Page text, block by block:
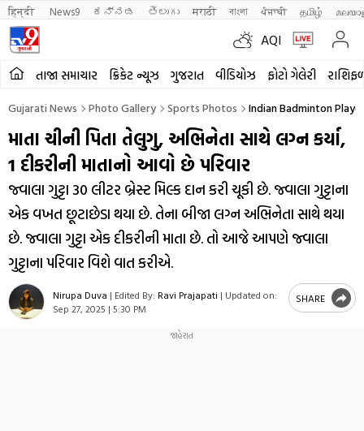
हिन्दी News9 ಕನ್ನಡ తెలుగు मराठी বাংলা ਪੰਜਾਬੀ தமிழ்
AQI
તાજા સમાચાર ક્રિકેટ ન્યૂઝ ગુજરાત વીડિયોઝ ફોટો ગેલેરી
Gujarati News Photo Gallery Sports Photos Indian Badminton
માતા ચીની પિતા તેલુગુ, અભિનેતા સાથે લગ્ન કર્યા,
1 દીકરીની માતાનો આવો છે પરિવાર
જ્વાલા ગુટ્ટા 30 લીટર બ્રેસ્ટ મિલ્ક દાન કરી ચૂકી છે. જ્વાલા ગુટ્ટાના
એક વખત છૂટાછેડા થયા છે. તેના બીજા લગ્ન અભિનેતા સાથે થયા
છે. જ્વાલા ગુટ્ટા એક દીકરીની માતા છે. તો આજે આપણે જ્વાલા
ગુટ્ટાના પરિવાર વિશે વાત કરીએ.
Nirupa Duva | Edited By: Ravi Prajapati | Updated on:
Sep 27, 2025 | 5:30 PM
SHARE